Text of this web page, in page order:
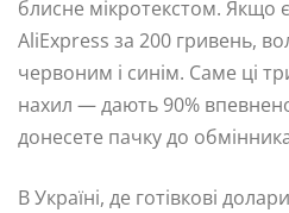
блисне мікротекстом. Якщо
AliExpress за 200 гривень,
червоним і синім. Саме ці
нахил — дають 90%
донесете пачку до
В Україні, де готівкові